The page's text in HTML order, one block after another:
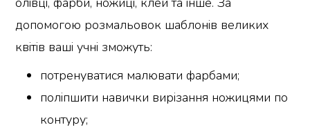
допомогою розмальовок шаблонів великих
квітів ваші учні зможуть:
потренуватися малювати фарбами;
поліпшити навички вирізання ножицями по
контуру;